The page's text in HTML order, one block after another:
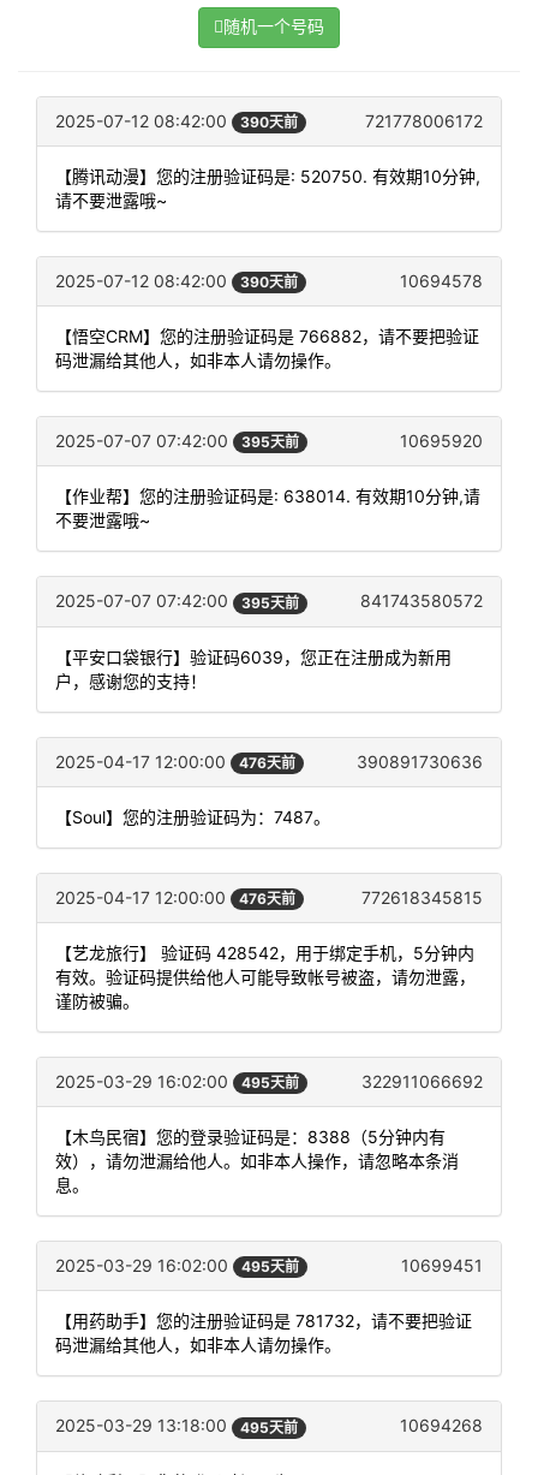
随机一个号码
2025-07-12 08:42:00 390天前 721778006172
【腾讯动漫】您的注册验证码是: 520750. 有效期10分钟,
请不要泄露哦~
2025-07-12 08:42:00 390天前 10694578
【悟空CRM】您的注册验证码是 766882，请不要把验证
码泄漏给其他人，如非本人请勿操作。
2025-07-07 07:42:00 395天前 10695920
【作业帮】您的注册验证码是: 638014. 有效期10分钟,请
不要泄露哦~
2025-07-07 07:42:00 395天前 841743580572
【平安口袋银行】验证码6039，您正在注册成为新用
户，感谢您的支持！
2025-04-17 12:00:00 476天前 390891730636
【Soul】您的注册验证码为：7487。
2025-04-17 12:00:00 476天前 772618345815
【艺龙旅行】 验证码 428542，用于绑定手机，5分钟内
有效。验证码提供给他人可能导致帐号被盗，请勿泄露，
谨防被骗。
2025-03-29 16:02:00 495天前 322911066692
【木鸟民宿】您的登录验证码是：8388（5分钟内有
效），请勿泄漏给他人。如非本人操作，请忽略本条消
息。
2025-03-29 16:02:00 495天前 10699451
【用药助手】您的注册验证码是 781732，请不要把验证
码泄漏给其他人，如非本人请勿操作。
2025-03-29 13:18:00 495天前 10694268